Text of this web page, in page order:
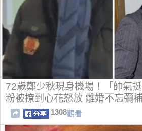
72歲鄭少秋現身機場！「帥氣
粉被撩到心花怒放 離婚不忘彌
女兒事業」1308觀看